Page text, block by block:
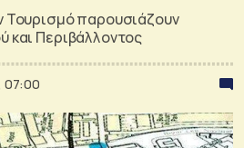
Τουρισμό παρουσιάζουν
και Περιβάλλοντος
07:00